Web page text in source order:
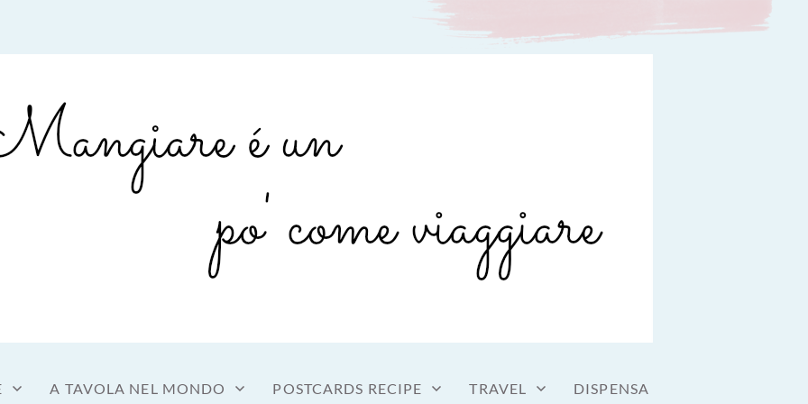
A TAVOLA NEL MONDO POSTCARDS RECIPE TRAVEL DISPENSA